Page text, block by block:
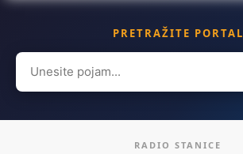
PRETRAŽITE PORTAL
Search
for:
RADIO STANICE